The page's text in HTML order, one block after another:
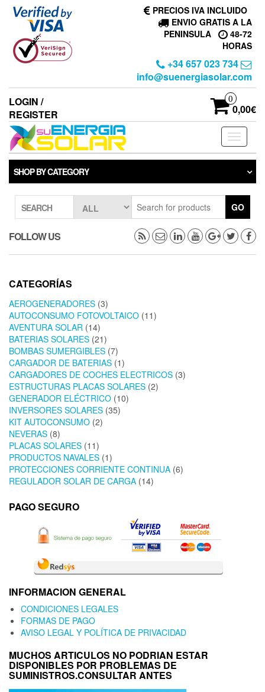
Skip
content
PRECIOS IVA INCLUIDO
ENVIO GRATIS A LA
PENINSULA
48-72
HORAS
+34 657 023 734
info@suenergiasolar.com
LOGIN /
REGISTER
0
0,00€
Toggle
SHOP BY CATEGORY
SEARCH GO
FOLLOW US
CATEGORÍAS
AEROGENERADORES (3)
AUTOCONSUMO FOTOVOLTAICO (11)
AVENTURA SOLAR (14)
BATERIAS SOLARES (21)
BOMBAS SUMERGIBLES (7)
CARGADOR DE BATERIAS (1)
CARGADORES DE COCHES ELECTRICOS (3)
ESTRUCTURAS PLACAS SOLARES (2)
GENERADOR ELÉCTRICO (10)
INVERSORES SOLARES (35)
KIT AUTOCONSUMO (2)
NEVERAS (8)
PLACAS SOLARES (11)
PRODUCTOS NAVALES (1)
PROTECCIONES CORRIENTE CONTINUA (6)
REGULADOR SOLAR DE CARGA (14)
PAGO SEGURO
INFORMACION GENERAL
CONDICIONES LEGALES
FORMAS DE PAGO
AVISO LEGAL Y POLÍTICA DE PRIVACIDAD
MUCHOS ARTICULOS NO PODRIAN ESTAR
DISPONIBLES POR PROBLEMAS DE
SUMINISTROS.CONSULTAR ANTES